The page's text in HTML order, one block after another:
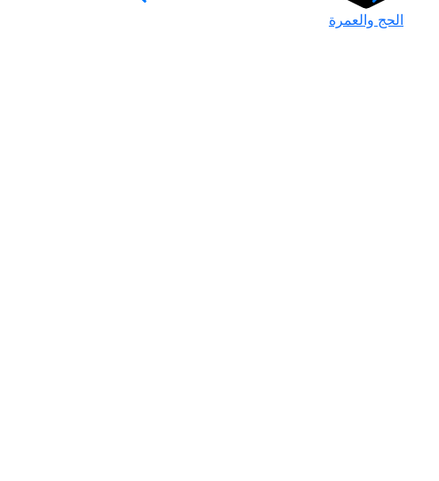
الحج والعمرة